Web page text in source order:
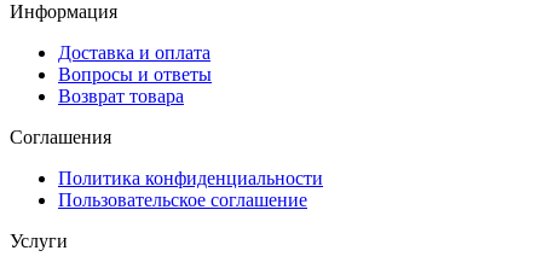
Информация
Доставка и оплата
Вопросы и ответы
Возврат товара
Соглашения
Политика конфиденциальности
Пользовательское соглашение
Услуги